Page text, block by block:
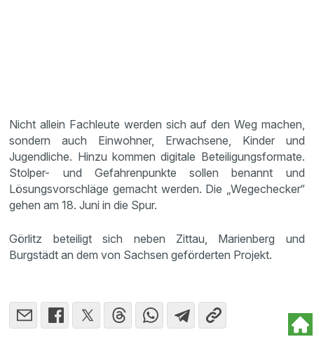
Nicht allein Fachleute werden sich auf den Weg machen,
sondern auch Einwohner, Erwachsene, Kinder und
Jugendliche. Hinzu kommen digitale Beteiligungsformate.
Stolper- und Gefahrenpunkte sollen benannt und
Lösungsvorschläge gemacht werden. Die „Wegechecker“
gehen am 18. Juni in die Spur.
Görlitz beteiligt sich neben Zittau, Marienberg und
Burgstädt an dem von Sachsen geförderten Projekt.